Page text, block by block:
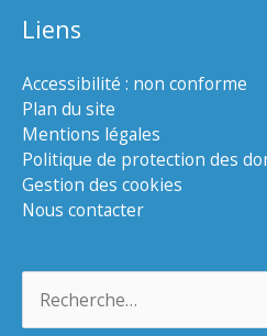
Liens
Accessibilité : non conforme
Plan du site
Mentions légales
Politique de protection des
Gestion des cookies
Nous contacter